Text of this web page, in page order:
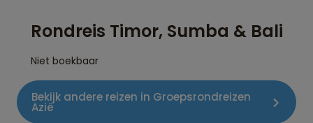
Rondreis Timor, Sumba & Bali
Niet boekbaar
Bekijk andere reizen in Groepsrondreizen
Azië